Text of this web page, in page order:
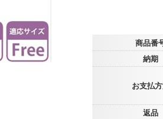
商品番
納期
お支払
返品